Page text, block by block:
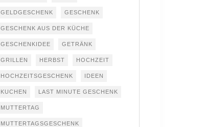
GELDGESCHENK GESCHENK
GESCHENK AUS DER KÜCHE
GESCHENKIDEE GETRÄNK
GRILLEN HERBST HOCHZEIT
HOCHZEITSGESCHENK IDEEN
KUCHEN LAST MINUTE GESCHENK
MUTTERTAG
MUTTERTAGSGESCHENK